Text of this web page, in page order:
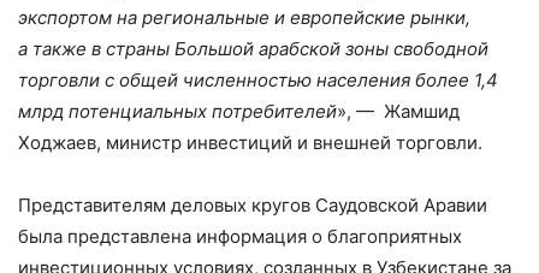
экспортом на региональные и европейские рынки,
а также в страны Большой арабской зоны свободной
торговли с общей численностью населения более 1,4
млрд потенциальных потребителей», — Жамшид
Ходжаев, министр инвестиций и внешней торговли.
Представителям деловых кругов Саудовской Аравии
была представлена информация о благоприятных
инвестиционных условиях, созданных в Узбекистане за